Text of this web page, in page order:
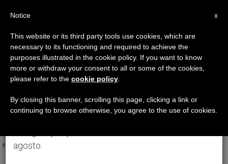
ETIQUETA
Posts Tagged ‘Pando’
ÚLTIMAS NOTICIAS
×
Aviso importante
Del 27 de julio al 7 de agosto haremos la pausa
anual, aprovechando que en el periodo de verano
se generan menos informaciones y también el
agosto.
x
Notice
This website or its third party tools use cookies, which are
necessary to its functioning and required to achieve the
purposes illustrated in the cookie policy. If you want to know
more or withdraw your consent to all or some of the cookies,
please refer to the cookie policy
By closing this banner, scrolling this page, clicking a link or
continuing to browse otherwise, you agree to the use of cookies.